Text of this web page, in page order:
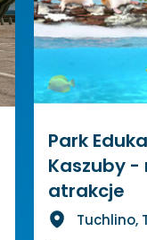
Park
Kaszuby -
atrakcje
Tuchlino,